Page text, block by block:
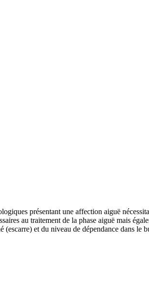
présentant une affection aiguë
au traitement de la phase aiguë mais
et du niveau de dépendance dans